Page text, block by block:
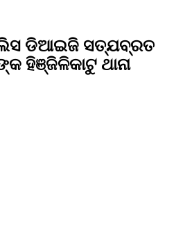
ଡିଆଇଜି ସତ୍ଯବ୍ରତ
ହିଞ୍ଜିଳିକାଟୁ ଥାନା